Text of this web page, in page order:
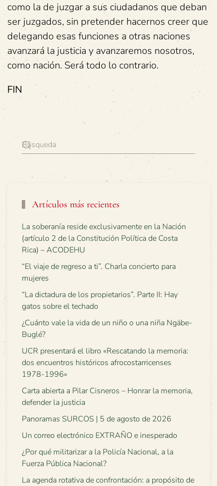
como la de juzgar a sus ciudadanos que deban
ser juzgados, sin pretender hacernos creer que
delegando esas funciones a otras naciones
avanzará la justicia y avanzaremos nosotros,
como nación. Será todo lo contrario.
FIN
Artículos más recientes
La soberanía reside exclusivamente en la Nación
(artículo 2 de la Constitución Política de Costa
Rica) – ACODEHU
“El viaje de regreso a ti”. Charla concierto para
mujeres
“La dictadura de los propietarios”. Parte II: Hay
gatos sobre el techado
¿Cuánto vale la vida de un niño o una niña Ngäbe-
Buglé?
UCR presentará el libro «Rescatando la memoria:
dos encuentros históricos afrocostarricenses
1978-1996»
Carta abierta a Pilar Cisneros – Honrar la memoria,
defender la justicia
Panoramas SURCOS | 5 de agosto de 2026
Un correo electrónico EXTRAÑO e inesperado
¿Por qué militarizar a la Policía Nacional, a la
Fuerza Pública Nacional?
La agenda rotativa de confrontación: a propósito de